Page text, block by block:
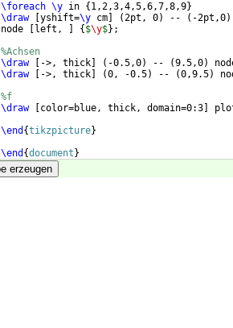
\foreach \y in { 1,2,3,4,5,6,7,8,9}
\draw
yshift=\y cm (2pt, 0) -- ( -2pt,0)
node
left, { $\y$} ;
%Achsen
\draw
->, thick ( -0.5,0) -- (9.5,0)
\draw
->, thick (0, -0.5) -- (0,9.5)
%f
\draw
color=blue, thick, domain=0:3
\end {tikzpicture}
\end {document }
erzeugen